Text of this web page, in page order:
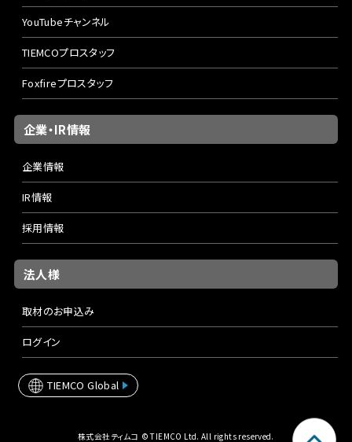
YouTubeチャンネル
TIEMCOプロスタッフ
Foxfireプロスタッフ
企業・IR情報
企業情報
IR情報
採用情報
法人様
取材のお申込み
ログイン
TIEMCO Global
株式会社ティムコ © TIEMCO Ltd. All rights reserved.